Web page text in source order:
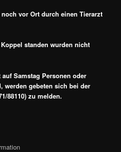
vor Ort durch einen Tierarzt
standen wurden nicht
Samstag Personen oder
werden gebeten sich bei der
88110) zu melden.